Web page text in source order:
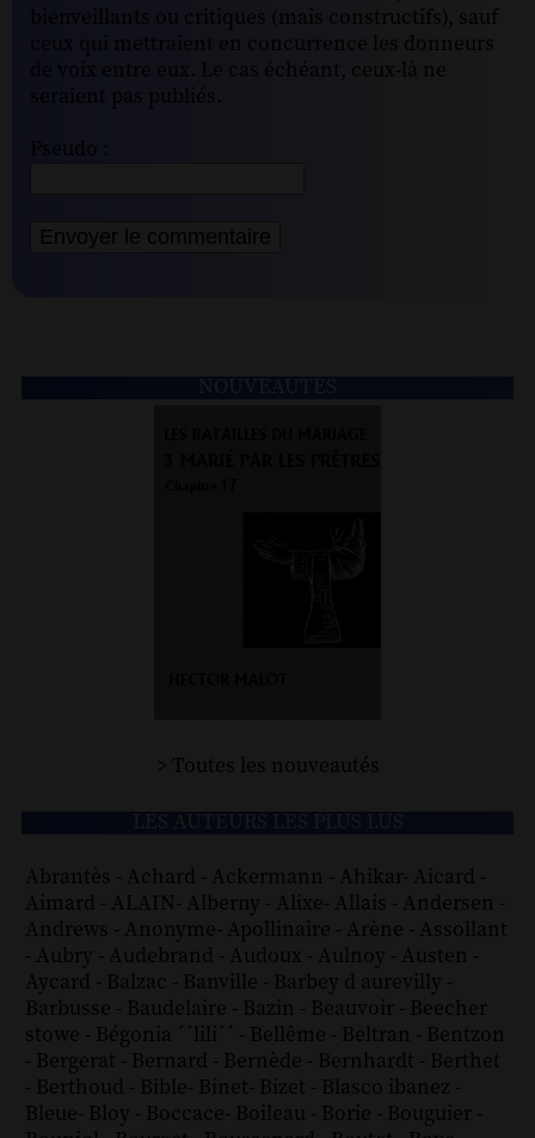
bienveillants ou critiques (mais constructifs), sauf
ceux qui mettraient en concurrence les donneurs
de voix entre eux. Le cas échéant, ceux-là ne
seraient pas publiés.
Pseudo :
> Toutes les nouveautés
Abrantès - Achard - Ackermann - Ahikar- Aicard -
Aimard - ALAIN- Alberny - Alixe- Allais - Andersen -
Andrews - Anonyme- Apollinaire - Arène - Assollant
- Aubry - Audebrand - Audoux - Aulnoy - Austen -
Aycard - Balzac - Banville - Barbey d aurevilly -
Barbusse - Baudelaire - Bazin - Beauvoir - Beecher
stowe - Bégonia ´´lili´´ - Bellême - Beltran - Bentzon
- Bergerat - Bernard - Bernède - Bernhardt - Berthet
- Berthoud - Bible- Binet- Bizet - Blasco ibanez -
Bleue- Bloy - Boccace- Boileau - Borie - Bouguier -